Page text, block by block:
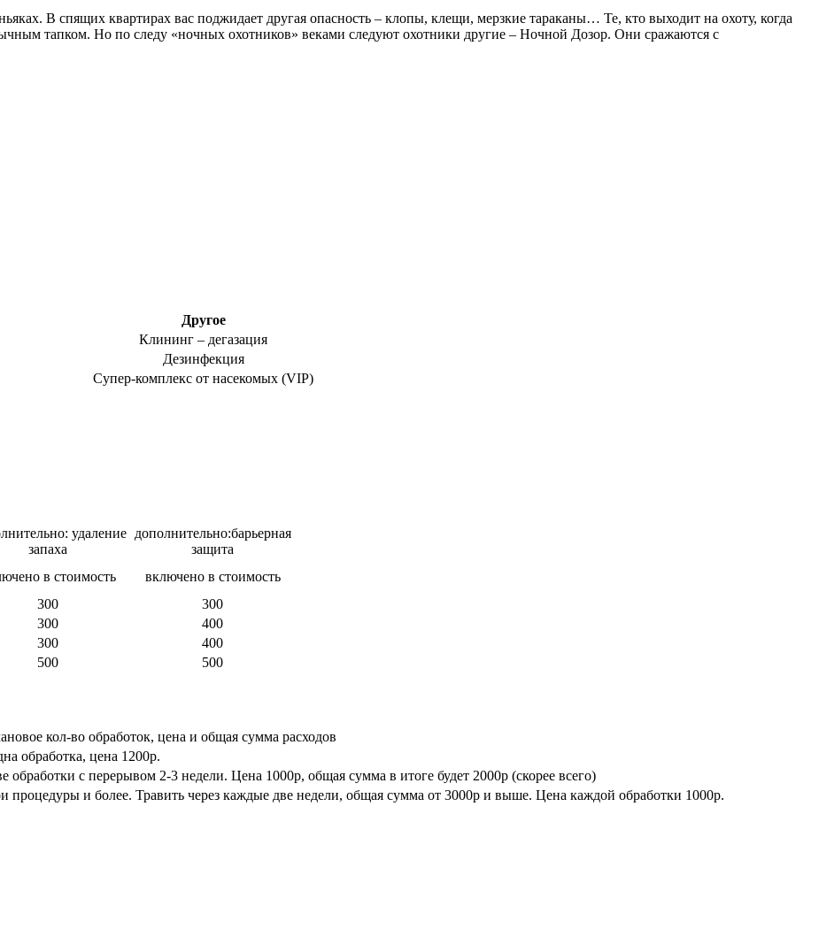
В спящих квартирах вас поджидает другая опасность – клопы, клещи, мерзкие тараканы… Те, кто выходит на охоту, когда
тапком. Но по следу «ночных охотников» веками следуют охотники другие – Ночной Дозор. Они сражаются с
Другое
Клининг – дегазация
Дезинфекция
Супер-комплекс от насекомых (VIP)
удаление
запаха
дополнительно:барьерная
защита
в стоимость
включено в стоимость
300
300
300
400
300
400
500 500
кол-во обработок, цена и общая сумма расходов
обработка, цена 1200р.
обработки с перерывом 2-3 недели. Цена 1000р, общая сумма в итоге будет 2000р (скорее всего)
процедуры и более. Травить через каждые две недели, общая сумма от 3000р и выше. Цена каждой обработки 1000р.